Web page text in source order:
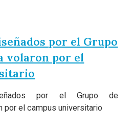
por el Grupo
volaron por el
por el Grupo de
por el campus universitario